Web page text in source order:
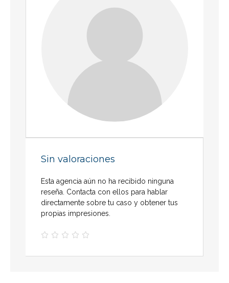
Sin valoraciones
Esta agencia aún no ha recibido ninguna
reseña. Contacta con ellos para hablar
directamente sobre tu caso y obtener tus
propias impresiones.
    